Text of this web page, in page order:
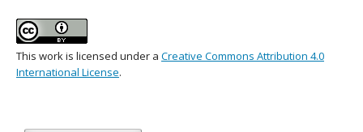
This work is licensed under a Creative Commons Attribution 4.0
International License.